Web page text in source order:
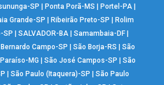
SP Ponta Porã-MS Portel-PA|
Grande-SP Ribeirão Preto-SP
Rolim
SP |SALVADOR-BA |Samambaia-DF
Campo-SP São Borja-RS
São
MG São José Campos-SP
São
São Paulo (Itaquera)-SP
São Paulo